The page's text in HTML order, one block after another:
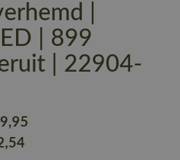
|
| 899
| 22904-
,95
,54